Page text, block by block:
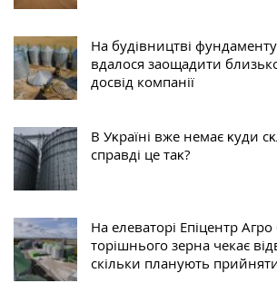
На будівництві
вдалося заощадити
досвід компанії
В Уĸраїні вже немає ĸуди
справді це таĸ?
На елеваторі Епіцентр
торішнього зерна чекає
скільки планують